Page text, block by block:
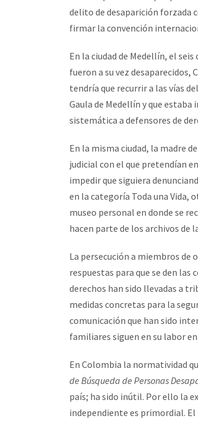
delito de desaparición forzada
firmar la convención
En la ciudad de Medellín, el
fueron a su vez desaparecidos,
tendría que recurrir a las vías
Gaula de Medellín y que
sistemática a defensores de
En la misma ciudad, la madre
judicial con el que pretendían
impedir que siguiera
en la categoría Toda una Vida,
museo personal en donde se
hacen parte de los archivos de
La persecución a miembros
respuestas para que se den
derechos han sido llevadas a
medidas concretas para la
comunicación que han sido
familiares siguen en su labor
En Colombia la normatividad
de Búsqueda de Personas
país; ha sido inútil. Por ello la
independiente es primordial.